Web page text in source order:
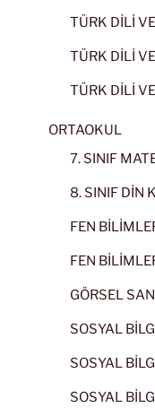
TÜRK DİLİ
TÜRK DİLİ
TÜRK DİLİ
ORTAOKUL
7. SINIF
8. SINIF DİN
FEN
FEN
GÖRSEL
SOSYAL
SOSYAL
SOSYAL